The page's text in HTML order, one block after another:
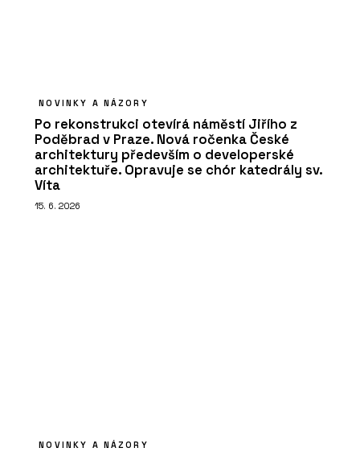
NOVINKY A NÁZORY
Po rekonstrukci otevírá náměstí Jiřího z
Poděbrad v Praze. Nová ročenka České
architektury především o developerské
architektuře. Opravuje se chór katedrály sv.
Víta
15. 6. 2026
NOVINKY A NÁZORY